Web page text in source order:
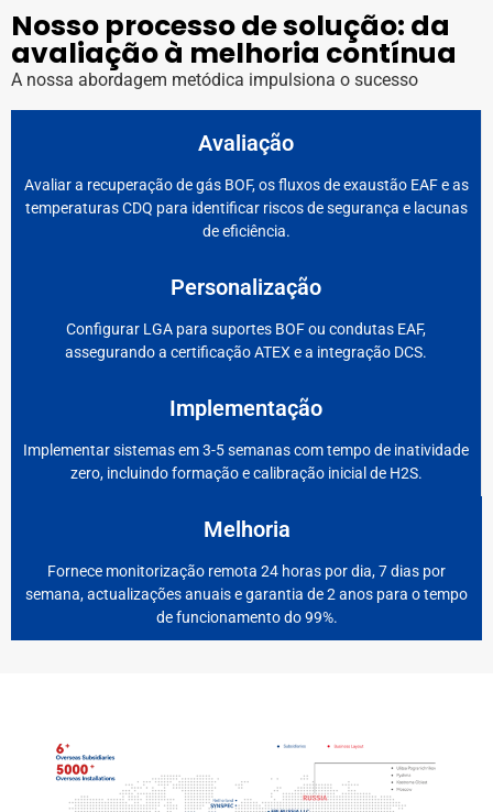
Nosso processo de solução: da
avaliação à melhoria contínua
A nossa abordagem metódica impulsiona o sucesso
Avaliação
Avaliar a recuperação de gás BOF, os fluxos de exaustão EAF e as
temperaturas CDQ para identificar riscos de segurança e lacunas
de eficiência.
Personalização
Configurar LGA para suportes BOF ou condutas EAF,
assegurando a certificação ATEX e a integração DCS.
Implementação
Implementar sistemas em 3-5 semanas com tempo de inatividade
zero, incluindo formação e calibração inicial de H2S.
Melhoria
Fornece monitorização remota 24 horas por dia, 7 dias por
semana, actualizações anuais e garantia de 2 anos para o tempo
de funcionamento do 99%.